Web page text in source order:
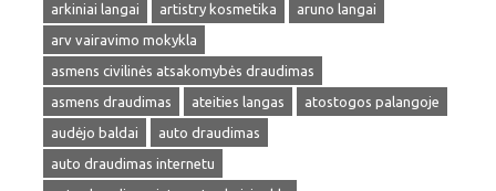
arkiniai langai
artistry kosmetika
aruno langai
arv vairavimo mokykla
asmens civilinės atsakomybės draudimas
asmens draudimas
ateities langas
atostogos palangoje
audėjo baldai
auto draudimas
auto draudimas internetu